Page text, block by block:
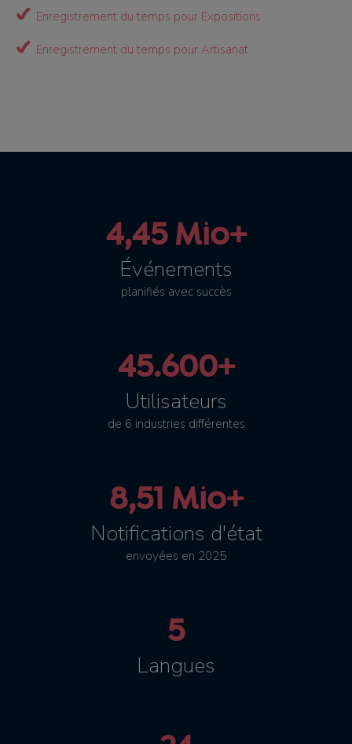
Enregistrement du temps pour Expositions
Enregistrement du temps pour Artisanat
4,45 Mio+
Événements
planifiés avec succès
45.600+
Utilisateurs
de 6 industries différentes
8,51 Mio+
Notifications d'état
envoyées en 2025
5
Langues